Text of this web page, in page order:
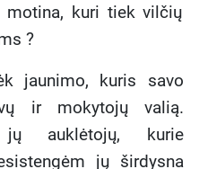
motina, kuri tiek vilčių
?
jaunimo, kuris savo
ir mokytojų valią.
jų auklėtojų, kurie
jų širdysna